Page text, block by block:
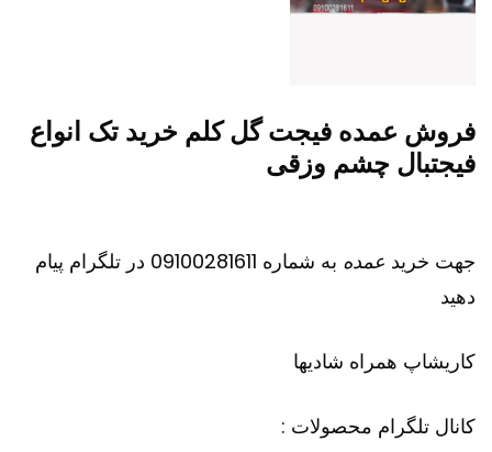
فروش عمده فیجت گل کلم خرید تک انواع
فیجتبال چشم وزقی
جهت خرید عمده
به شماره 09100281611 در تلگرام پیام
دهید
کاریشاپ همراه شادیها
کانال تلگرام محصولات :